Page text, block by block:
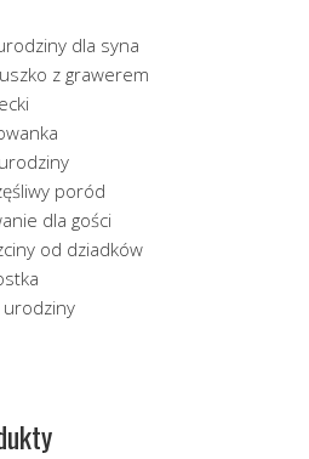
dla syna
z grawerem
poród
dla gości
od dziadków
urodziny